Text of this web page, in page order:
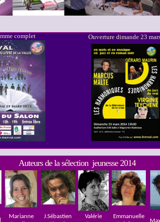
Auteurs de la sélection jeunesse 2014
Marianne
J.Sébastien
Valérie
Emmanuelle
complet Ouverture dimande 23